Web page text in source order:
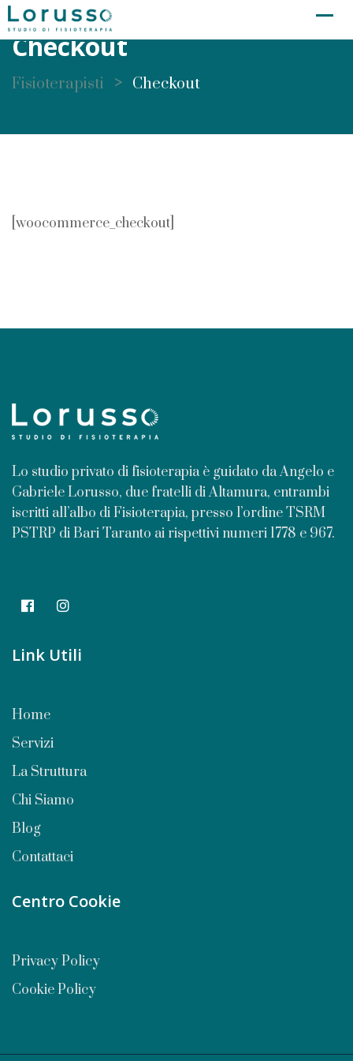
Skip
to
content
Checkout
Fisioterapisti > Checkout
[woocommerce_checkout]
Lo studio privato di fisioterapia è guidato da Angelo e
Gabriele Lorusso, due fratelli di Altamura, entrambi
iscritti all’albo di Fisioterapia, presso l’ordine TSRM
PSTRP di Bari Taranto ai rispettivi numeri 1778 e 967.
Link Utili
Home
Servizi
La Struttura
Chi Siamo
Blog
Contattaci
Centro Cookie
Privacy Policy
Cookie Policy